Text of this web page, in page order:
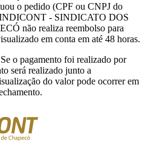
o pedido (CPF ou CNPJ do
- SINDICATO DOS
não realiza reembolso para
em conta em até 48 horas.
o pagamento foi realizado por
será realizado junto a
do valor pode ocorrer em